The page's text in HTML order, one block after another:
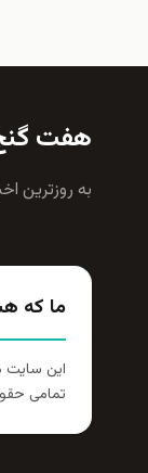
هفت
به روزترين
ما که
این سایت
تمامی